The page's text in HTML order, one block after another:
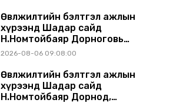
Өвөлжилтийн бэлтгэл ажлын
хүрээнд Шадар сайд
Н.Номтойбаяр Дорноговь
аймагт ажиллав
2026-08-06 09:08:00
Өвөлжилтийн бэлтгэл ажлын
хүрээнд Шадар сайд
Н.Номтойбаяр Дорнод,